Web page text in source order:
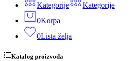
Kategorije
Kategorije
0Korpa
0Lista želja
Katalog proizvoda